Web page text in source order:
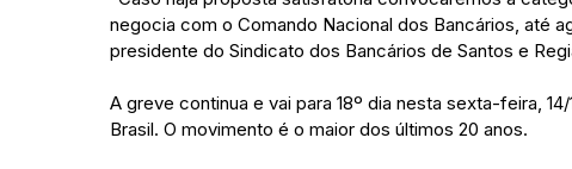
negocia com o Comando Nacional dos Bancários, até
presidente do Sindicato dos Bancários de Santos e
A greve continua e vai para 18º dia nesta sexta-feira,
Brasil. O movimento é o maior dos últimos 20 anos.